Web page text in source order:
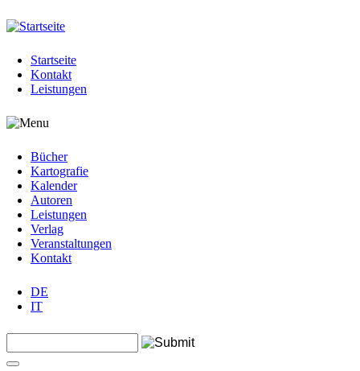
Jump to navigation
Startseite
Kontakt
Leistungen
Bücher
Kartografie
Kalender
Autoren
Leistungen
Verlag
Veranstaltungen
Kontakt
DE
IT
Suchformular